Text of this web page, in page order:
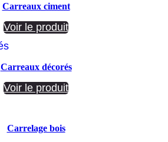
Carreaux ciment
Voir le produit
Carreaux décorés
Voir le produit
Carrelage bois